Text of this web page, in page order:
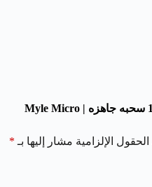
كن أول من يقيم “مايلي مايكرو 1000 سحبه جاهزه | Myle Micro
الحقول الإلزامية مشار إليها بـ *